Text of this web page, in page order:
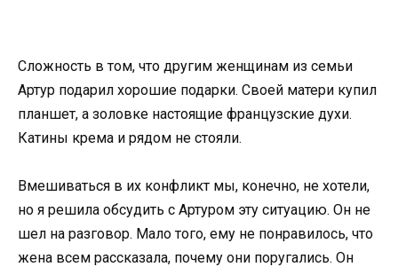
Сложность в том, что другим женщинам из семьи
Артур подарил хорошие подарки. Своей матери купил
планшет, а золовке настоящие французские духи.
Катины крема и рядом не стояли.
Вмешиваться в их конфликт мы, конечно, не хотели,
но я решила обсудить с Артуром эту ситуацию. Он не
шел на разговор. Мало того, ему не понравилось, что
жена всем рассказала, почему они поругались. Он